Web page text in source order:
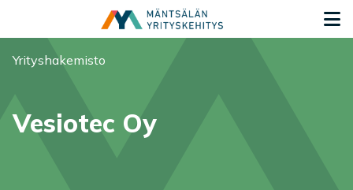
Olet tässä:
Yrityshakemisto
Vesiotec Oy